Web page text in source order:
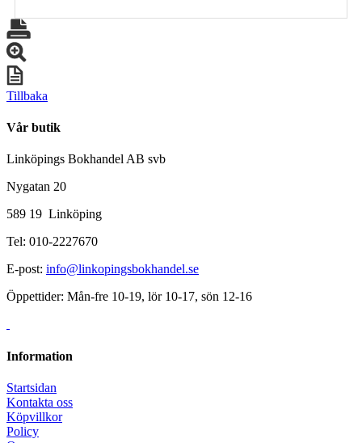
Tillbaka
Vår butik
Linköpings Bokhandel AB svb
Nygatan 20
589 19 Linköping
Tel: 010-2227670
E-post: info@linkopingsbokhandel.se
Öppettider: Mån-fre 10-19, lör 10-17, sön 12-16
Information
Startsidan
Kontakta oss
Köpvillkor
Policy